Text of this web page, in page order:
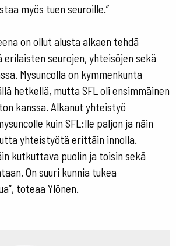
myös tuen seuroille.”
on ollut alusta alkaen tehdä
seurojen, yhteisöjen sekä
Mysuncolla on kymmenkunta
hetkellä, mutta SFL oli ensimmäinen
kanssa. Alkanut yhteistyö
kuin SFL:lle paljon ja näin
yhteistyötä erittäin innolla.
kutkuttava puolin ja toisin sekä
On suuri kunnia tukea
toteaa Ylönen.